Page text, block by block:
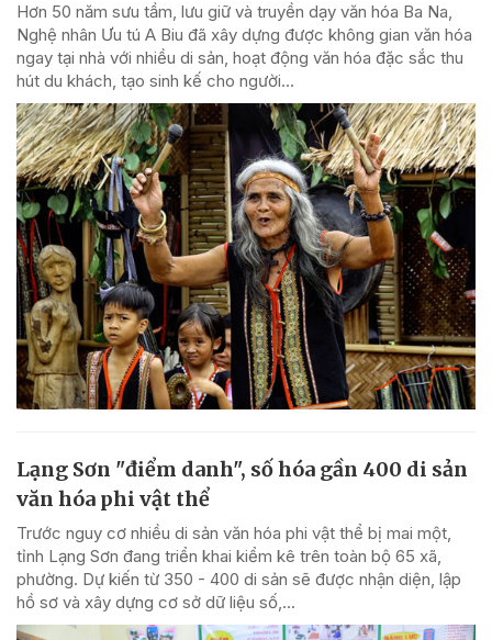
Hơn 50 năm sưu tầm, lưu giữ và truyền dạy văn hóa Ba Na,
Nghệ nhân Ưu tú A Biu đã xây dựng được không gian văn hóa
ngay tại nhà với nhiều di sản, hoạt động văn hóa đặc sắc thu
hút du khách, tạo sinh kế cho người...
Lạng Sơn "điểm danh", số hóa gần 400 di sản
văn hóa phi vật thể
Trước nguy cơ nhiều di sản văn hóa phi vật thể bị mai một,
tỉnh Lạng Sơn đang triển khai kiểm kê trên toàn bộ 65 xã,
phường. Dự kiến từ 350 - 400 di sản sẽ được nhận diện, lập
hồ sơ và xây dựng cơ sở dữ liệu số,...